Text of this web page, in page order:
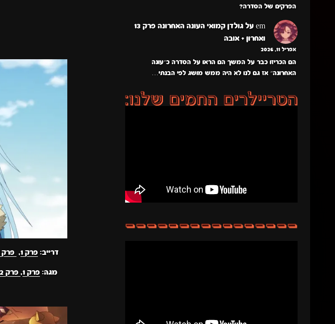
דרייב: פרק 1 , פרק 2
מגה:פרק 1 , פרק 2
הפרקים של הסדרה?
em על
גולדן קמואי העונה האחרונה פרק 13
ואחרון + אובה
אפריל 11, 2026
הם הכריזו כבר על המשך הם הראו על הסדרה כ״עונה
האחרונה״ אז גם לנו לא היה ממש מושג לפי הבנתי…